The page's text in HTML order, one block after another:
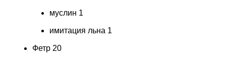
муслин 1
имитация льна 1
Фетр 20